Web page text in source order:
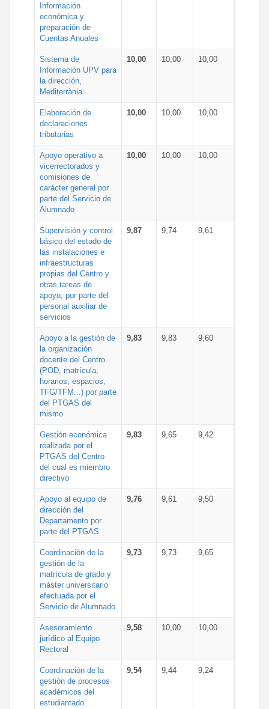
Información
económica y
preparación de
Cuentas Anuales
Sistema de
Información UPV para
la dirección,
Mediterrània
10,00 10,00 10,00
Elaboración de
declaraciones
tributarias
10,00 10,00 10,00
Apoyo operativo a
vicerrectorados y
comisiones de
carácter general por
parte del Servicio de
Alumnado
10,00 10,00 10,00
Supervisión y control
básico del estado de
las instalaciones e
infraestructuras
propias del Centro y
otras tareas de
apoyo, por parte del
personal auxiliar de
servicios
9,87 9,74 9,61
Apoyo a la gestión de
la organización
docente del Centro
(POD, matrícula,
horarios, espacios,
TFG/TFM...) por parte
del PTGAS del
mismo
9,83 9,83 9,60
Gestión económica
realizada por el
PTGAS del Centro
del cual es miembro
directivo
9,83 9,65 9,42
Apoyo al equipo de
dirección del
Departamento por
parte del PTGAS
9,76 9,61 9,50
Coordinación de la
gestión de la
matrícula de grado y
máster universitario
efectuada por el
Servicio de Alumnado
9,73 9,73 9,65
Asesoramiento
jurídico al Equipo
Rectoral
9,58 10,00 10,00
Coordinación de la
gestión de procesos
académicos del
estudiantado
9,54 9,44 9,24